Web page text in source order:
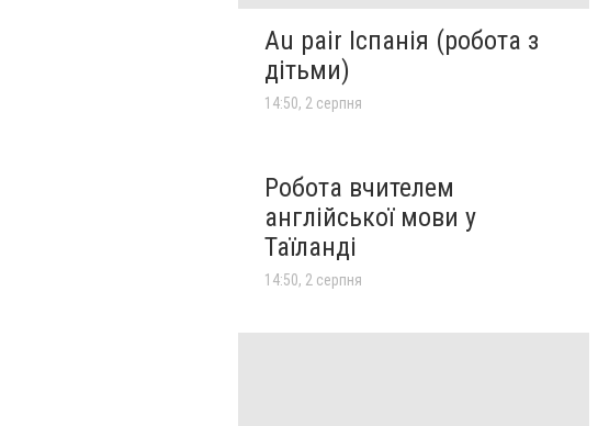
Au pair Іспанія (робота з
дітьми)
14:50, 2 серпня
Робота вчителем
англійської мови у
Таїланді
14:50, 2 серпня